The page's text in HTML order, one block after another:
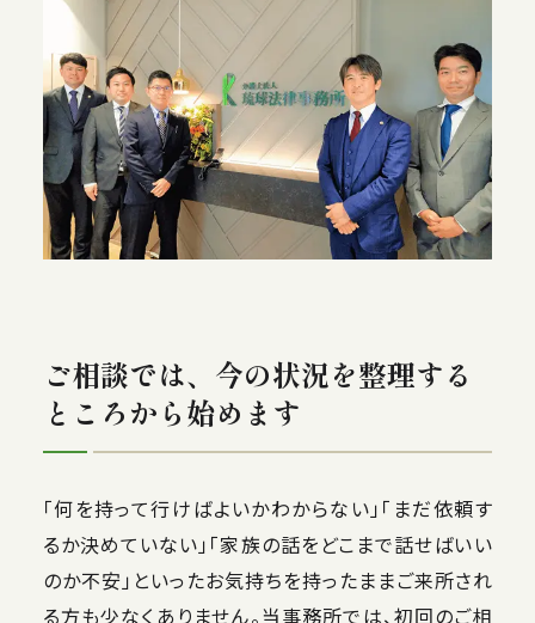
ご相談では、今の状況を整理する
ところから始めます
「何を持って行けばよいかわからない」「まだ依頼す
るか決めていない」「家族の話をどこまで話せばいい
のか不安」といったお気持ちを持ったままご来所され
る方も少なくありません。当事務所では、初回のご相